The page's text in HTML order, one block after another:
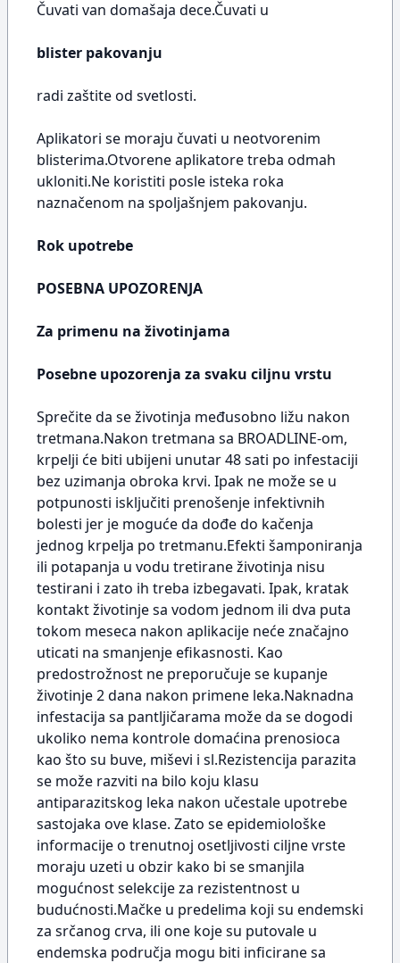
Čuvati van domašaja dece.Čuvati u
blister pakovanju
radi zaštite od svetlosti.
Aplikatori se moraju čuvati u neotvorenim
blisterima.Otvorene aplikatore treba odmah
ukloniti.Ne koristiti posle isteka roka
naznačenom na spoljašnjem pakovanju.
Rok upotrebe
POSEBNA UPOZORENJA
Za primenu na životinjama
Posebne upozorenja za svaku ciljnu vrstu
Sprečite da se životinja međusobno ližu nakon
tretmana.Nakon tretmana sa BROADLINE-om,
krpelji će biti ubijeni unutar 48 sati po infestaciji
bez uzimanja obroka krvi. Ipak ne može se u
potpunosti isključiti prenošenje infektivnih
bolesti jer je moguće da dođe do kačenja
jednog krpelja po tretmanu.Efekti šamponiranja
ili potapanja u vodu tretirane životinja nisu
testirani i zato ih treba izbegavati. Ipak, kratak
kontakt životinje sa vodom jednom ili dva puta
tokom meseca nakon aplikacije neće značajno
uticati na smanjenje efikasnosti. Kao
predostrožnost ne preporučuje se kupanje
životinje 2 dana nakon primene leka.Naknadna
infestacija sa pantljičarama može da se dogodi
ukoliko nema kontrole domaćina prenosioca
kao što su buve, miševi i sl.Rezistencija parazita
se može razviti na bilo koju klasu
antiparazitskog leka nakon učestale upotrebe
sastojaka ove klase. Zato se epidemiološke
informacije o trenutnoj osetljivosti ciljne vrste
moraju uzeti u obzir kako bi se smanjila
mogućnost selekcije za rezistentnost u
budućnosti.Mačke u predelima koji su endemski
za srčanog crva, ili one koje su putovale u
endemska područja mogu biti inficirane sa